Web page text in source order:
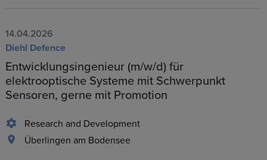
14.04.2026
Diehl Defence
Entwicklungsingenieur (m/w/d) für
elektrooptische Systeme mit Schwerpunkt
Sensoren, gerne mit Promotion
Research and Development
Überlingen am Bodensee